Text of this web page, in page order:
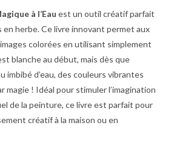
à l’Eauest un outil créatif parfait
herbe. Ce livre innovant permet aux
colorées en utilisant simplement
blanche au début, mais dès que
imbibé d’eau, des couleurs vibrantes
magie ! Idéal pour stimuler l’imagination
de la peinture, ce livre est parfait pour
créatif à la maison ou en